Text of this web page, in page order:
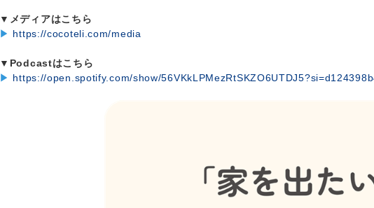
▼メディアはこちら
▶ https://cocoteli.com/media
▼Podcastはこちら
▶ https://open.spotify.com/show/